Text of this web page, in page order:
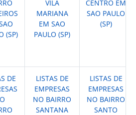
(SP)
VILA
MARIANA
EM SAO
PAULO (SP)
CENTRO EM
SAO PAULO
(SP)
DE
LISTAS DE
EMPRESAS
NO BAIRRO
SANTANA
LISTAS DE
EMPRESAS
NO BAIRRO
SANTO